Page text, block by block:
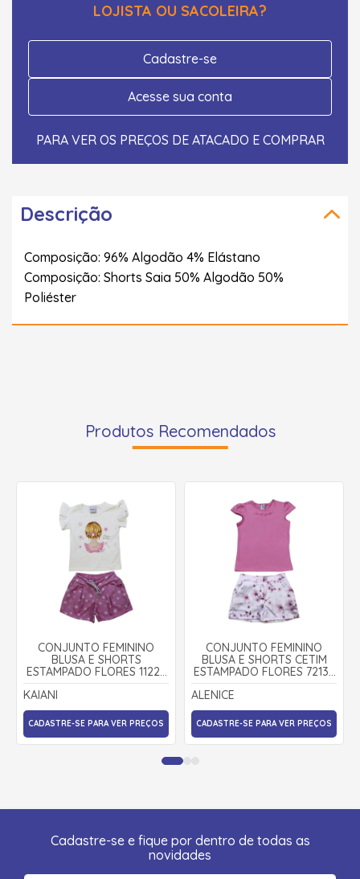
LOJISTA OU SACOLEIRA?
Cadastre-se
Acesse sua conta
PARA VER OS PREÇOS DE ATACADO E COMPRAR
Descrição
Composição: 96% Algodão 4% Elástano
Composição: Shorts Saia 50% Algodão 50%
Poliéster
Produtos Recomendados
CONJUNTO FEMININO
BLUSA E SHORTS
ESTAMPADO FLORES 11224
- KAIANI
KAIANI
CADASTRE-SE PARA VER PREÇOS
CONJUNTO FEMININO
BLUSA E SHORTS CETIM
ESTAMPADO FLORES 72132
- ALENICE
ALENICE
CADASTRE-SE PARA VER PREÇOS
Cadastre-se e fique por dentro de todas as
novidades